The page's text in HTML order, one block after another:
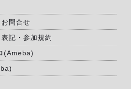
問合せ
記・参加規約
(Ameba)